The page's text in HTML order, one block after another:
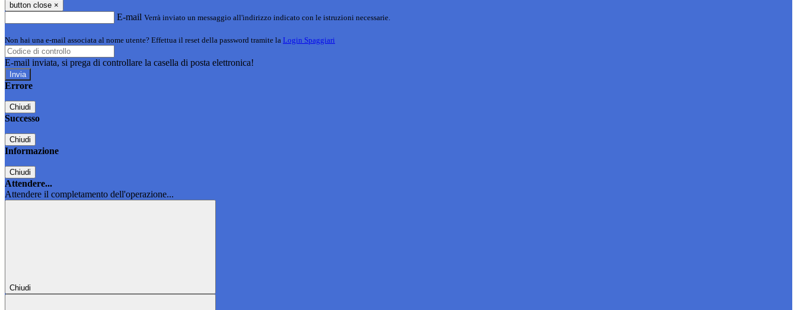
button close ×
E-mail Verrà inviato un messaggio all'indirizzo indicato con le istruzioni necessarie.
Non hai una e-mail associata al nome utente? Effettua il reset della password tramite la Login Spaggiari
E-mail inviata, si prega di controllare la casella di posta elettronica!
Errore
Chiudi
Successo
Chiudi
Informazione
Chiudi
Attendere...
Attendere il completamento dell'operazione...
Chiudi